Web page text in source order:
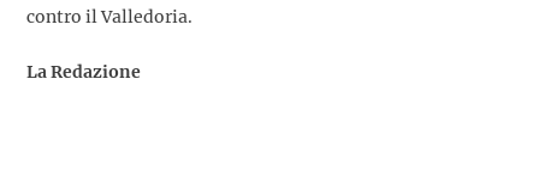
contro il Valledoria.
La Redazione